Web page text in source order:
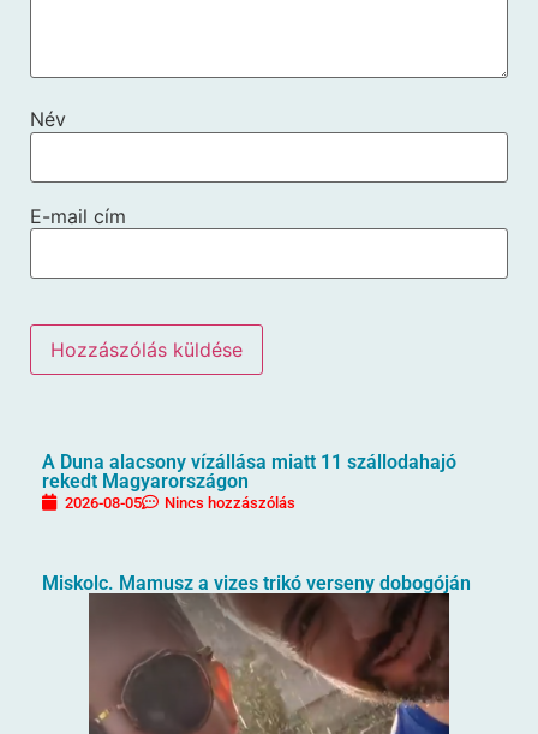
Név
E-mail cím
A Duna alacsony vízállása miatt 11 szállodahajó
rekedt Magyarországon
2026-08-05 Nincs hozzászólás
Miskolc. Mamusz a vizes trikó verseny dobogóján